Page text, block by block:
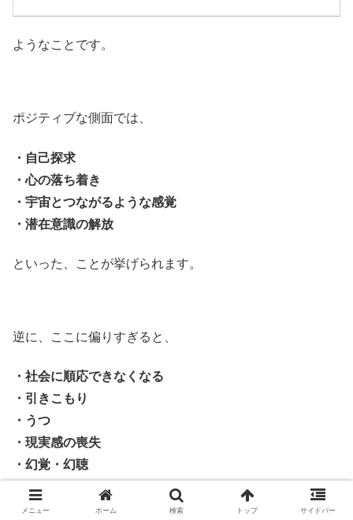
ようなことです。
ポジティブな側面では、
・自己探求
・心の落ち着き
・宇宙とつながるような感覚
・潜在意識の解放
といった、ことが挙げられます。
逆に、ここに偏りすぎると、
・社会に順応できなくなる
・引きこもり
・うつ
・現実感の喪失
・幻覚・幻聴
といったことが起こりやすく、神経性の体調不良にながり
メニュー ホーム 検索 トップ サイドバー